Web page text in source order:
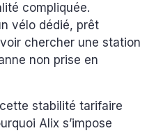
compliquée.
vélo dédié, prêt
chercher une station
non prise en
stabilité tarifaire
Alix s’impose